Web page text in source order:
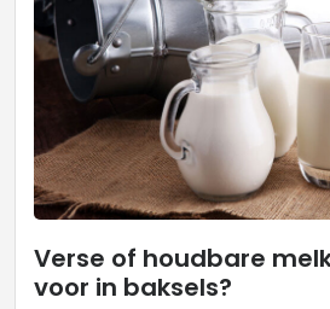
Verse of houdbare
voor in baksels?